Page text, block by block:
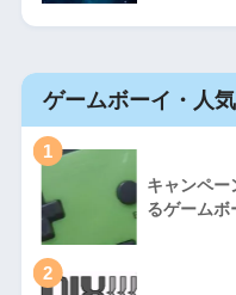
ゲームボーイ・人
1
キャンペー
るゲームボ
2